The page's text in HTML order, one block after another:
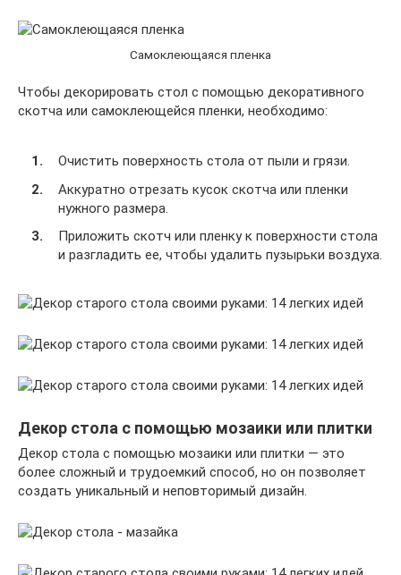
Самоклеющаяся пленка
Чтобы декорировать стол с помощью декоративного
скотча или самоклеющейся пленки, необходимо:
Очистить поверхность стола от пыли и грязи.
Аккуратно отрезать кусок скотча или пленки
нужного размера.
Приложить скотч или пленку к поверхности стола
и разгладить ее, чтобы удалить пузырьки воздуха.
Декор стола с помощью мозаики или плитки
Декор стола с помощью мозаики или плитки — это
более сложный и трудоемкий способ, но он позволяет
создать уникальный и неповторимый дизайн.